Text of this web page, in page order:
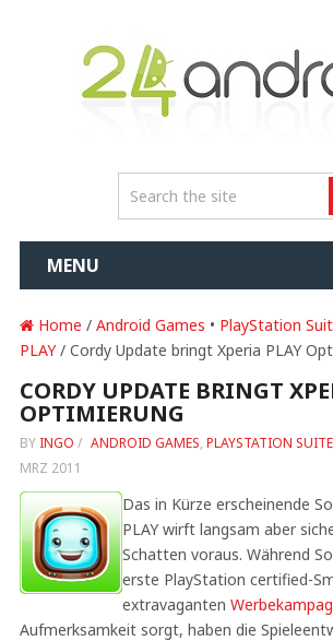
MENU
Home / Android Games • PlayStation
PLAY/ Cordy Update bringt Xperia PLAY
CORDY UPDATE BRINGT
OPTIMIERUNG
BY INGO / ANDROID GAMES, PLAYSTATION SUITE
MRZ 2011
Das in Kürze erscheinende
PLAY wirft langsam aber
Schatten voraus. Während
erste PlayStation certified-
extravaganten
Aufmerksamkeit sorgt, haben die